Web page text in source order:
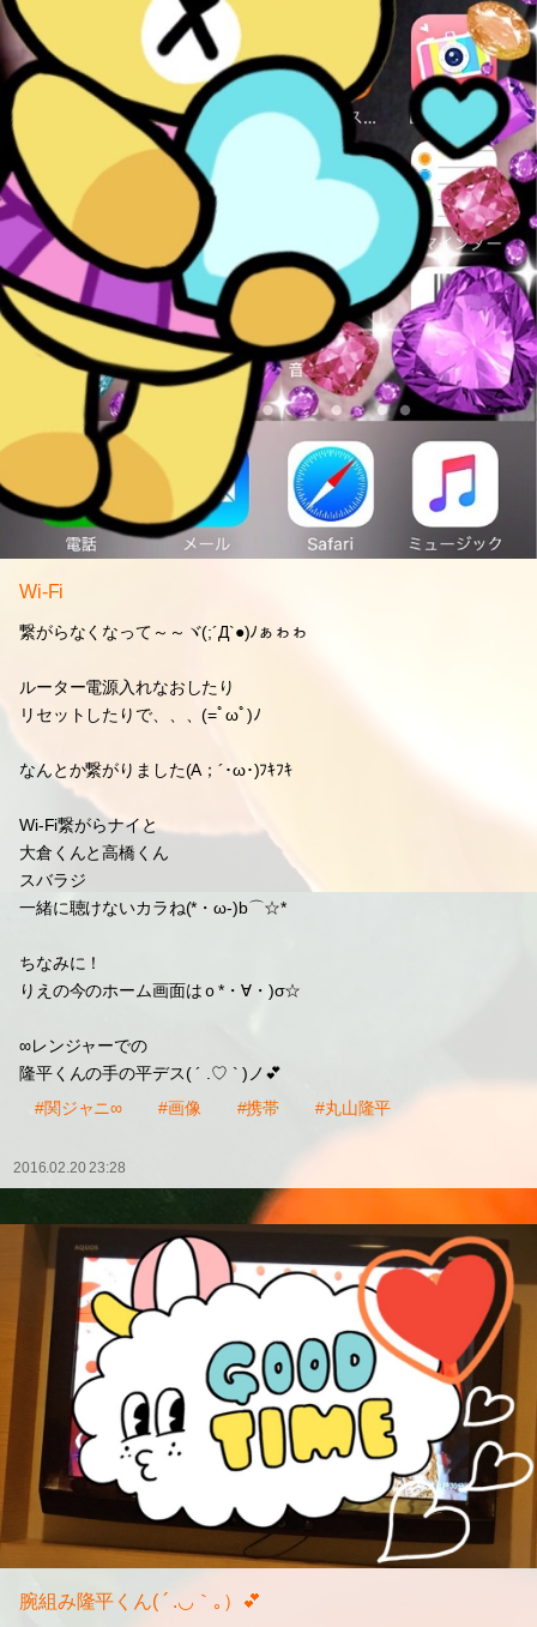
Wi-Fi
繋がらなくなって～～ヾ(;´Д`●)ﾉぁゎゎ
ルーター電源入れなおしたり
リセットしたりで、、、(=ﾟωﾟ)ﾉ
なんとか繋がりました(A；´･ω･)ﾌｷﾌｷ
Wi-Fi繋がらナイと
大倉くんと高橋くん
スバラジ
一緒に聴けないカラね(*・ω-)b⌒☆*
ちなみに！
りえの今のホーム画面はｏ*・∀・)σ☆
∞レンジャーでの
隆平くんの手の平デス( ´ .♡ ` )ノ💕
#関ジャニ∞
#画像 #携帯 #丸山隆平
2016.02.20 23:28
腕組み隆平くん( ´ .◡｀｡）💕